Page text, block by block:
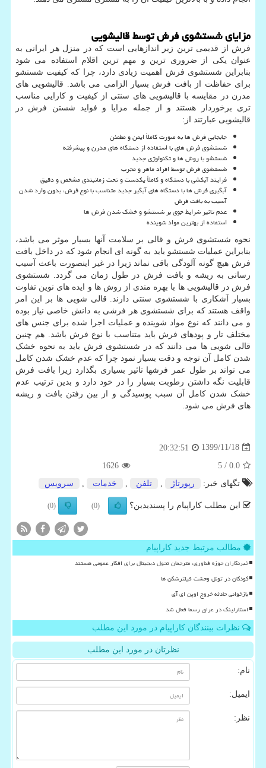
مزایای شستشوی فرش توسط قالیشویی
فرش از قدیمی ترین زیر اندازهایی است که در منزل هر ایرانی به
عنوان یکی از ضروری ترین و مهم ترین اقلام استفاده می شود
بنابراین شستشوی فرش اهمیت زیادی دارد، چرا که کیفیت شستشو
برای حفاظت از بافت فرش بسیار الزامی می باشد. قالیشویی های
مدرن در مقایسه با قالیشویی های سنتی از کیفیت و کارایی مناسب
تری برخوردار هستند و از جمله مزایا و فواید شستن فرش در
قالیشویی عبارتند از:
جابجایی فرش ها به صورت کاملاً ایمن و مطمئن
شستشوی فرش های با استفاده از دستگاه های مدرن و پیشرفته
شستشو با روش ها و تکنولوژی جدید
شستشوی فرش توسط افراد ماهر و مجرب
فرایند آبکشی با دستگاه و کاملاً یکدست و تحت زمانبندی مشخص و دقیق
آبگیری فرش ها با دستگاه های آبگیر جدید متناسب با نوع فرش، بدون وارد شدن
آسیب به بافت فرش
عدم تاثیر شرایط جوی بر شستشو و خشک شدن فرش ها
استفاده از بهترین مواد شوینده
نحوه شستشوی فرش و قالی بر سلامت آنها بسیار موثر می باشد،
بنابراین عملیات شستشو باید به گونه ای انجام شود که در داخل بافت
فرش هیچ گونه آلودگی باقی نماند زیرا در غیر اینصورت باعث آسیب
رسانی به ریشه و بافت فرش در طول زمان می گردد. شستشوی
فرش در قالیشویی ها با بهره مندی از روش ها و ایده های نوین تفاوت
بسیار آشکاری با شستشوی سنتی دارند. قالی شویی ها بر این امر
واقف هستند که برای شستشوی هر فرشی به دانش خاصی نیاز بوده
و می دانند که نوع مواد شوینده و عملیات اجرا شده برای جنس های
مختلف تار و پودهای فرش باید متناسب با نوع فرش باشد. هم چنین
قالی شویی ها می دانند که در شستشوی فرش باید به نحوه خشک
شدن کامل آن توجه و دقت بسیار نمود چرا که عدم خشک شدن کامل
می تواند بر طول عمر فرشها تاثیر بسیاری بگذارد زیرا بافت فرش
قابلیت نگه داشتن رطوبت بسیار را در خود دارد و بدین ترتیب عدم
خشک شدن کامل آن سبب پوسیدگی و از بین رفتن بافت و ریشه
های فرش می شود.
1399/11/18
20:32:51
0.0
/ 5
1626
تگهای خبر:
رپورتاژ تلفن خدمات سرویس
این مطلب کاراپیام را پسندیدین؟ (0)
(0)
مطالب مرتبط جدید کاراپیام
خبرنگاران حوزه فناوری، مترجمان تحول دیجیتال برای افکار عمومی هستند
کودکان در تونل وحشت فیلترشکن ها
بازخوانی حادثه خروج اوپن ای آی
استارلینک در عراق رسما فعال شد
نظرات بینندگان کاراپیام در مورد این مطلب
نظرتان در مورد این مطلب
نام:
ایمیل:
نظر: